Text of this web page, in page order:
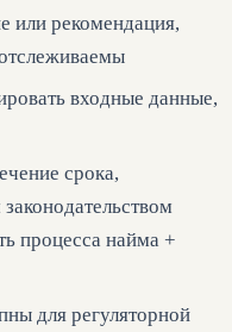
или рекомендация,
входные данные,
срока,
процесса найма +
для регуляторной